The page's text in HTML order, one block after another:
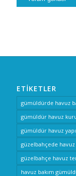
ETIKETLER
gümüldürde havuz
gümüldür havuz
gümüldür havuz
güzelbahçede
güzelbahçe havuz
havuz bakım